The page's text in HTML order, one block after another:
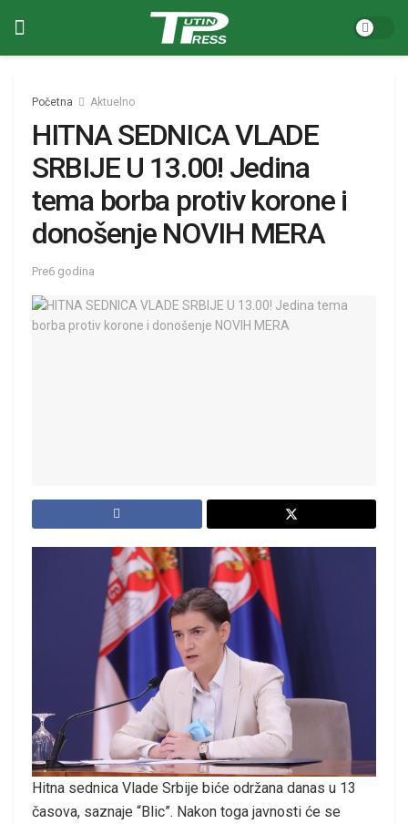
Početna Aktuelno
HITNA SEDNICA VLADE
SRBIJE U 13.00! Jedina
tema borba protiv korone i
donošenje NOVIH MERA
Pre6 godina
Hitna sednica Vlade Srbije biće održana danas u 13
časova, saznaje “Blic”. Nakon toga javnosti će se